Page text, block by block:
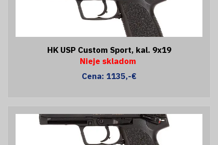
HK USP Custom Sport, kal. 9x19
Nieje skladom
Cena: 1135,-€